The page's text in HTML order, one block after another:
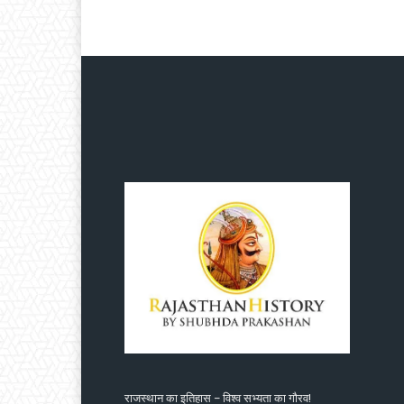
राजस्थान का इतिहास – विश्व सभ्यता का गौरव!